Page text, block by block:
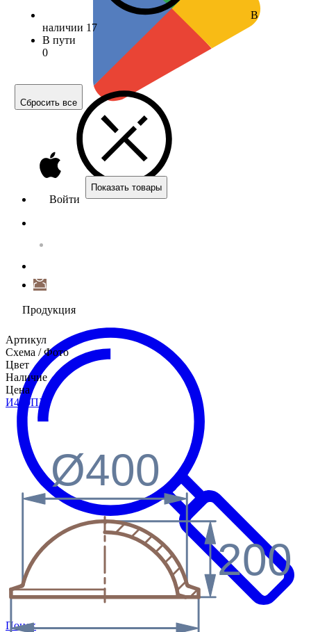
Войти
Продукция
Поиск
В
наличии 17
В пути
0
Сбросить все
Показать товары
Артикул
Схема / Фото
Цвет
Наличие
Цена
И400ПХ
200
Ø400